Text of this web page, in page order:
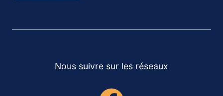
Nous suivre sur les réseaux